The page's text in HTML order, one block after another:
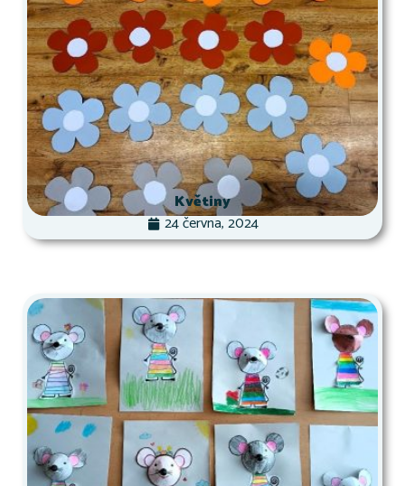
Květiny
24 června, 2024